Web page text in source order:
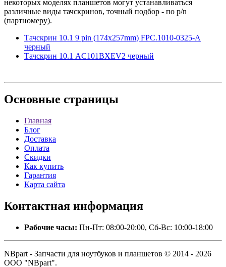
некоторых моделях планшетов могут устанавливаться
различные виды тачскринов, точный подбор - по p/n
(партномеру).
Тачскрин 10.1 9 pin (174x257mm) FPC.1010-0325-A
черный
Тачскрин 10.1 AC101BXEV2 черный
Основные страницы
Главная
Блог
Доставка
Оплата
Скидки
Как купить
Гарантия
Карта сайта
Контактная информация
Рабочие часы: Пн-Пт: 08:00-20:00, Сб-Вс: 10:00-18:00
NBpart - Запчасти для ноутбуков и планшетов © 2014 - 2026
ООО "NBpart".